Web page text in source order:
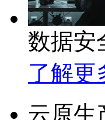
数据安
了解更
云原生